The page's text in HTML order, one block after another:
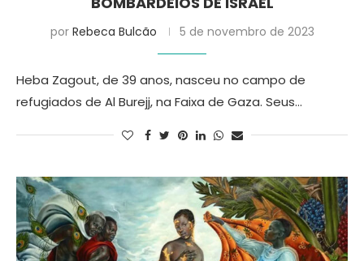
por Rebeca Bulcão 5 de novembro de 2023
Heba Zagout, de 39 anos, nasceu no campo de
refugiados de Al Burejj, na Faixa de Gaza. Seus…